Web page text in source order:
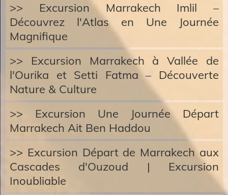
>> Excursion Marrakech Imlil –
Découvrez l'Atlas en Une Journée
Magnifique
>> Excursion Marrakech à Vallée de
l'Ourika et Setti Fatma – Découverte
Nature & Culture
>> Excursion Une Journée Départ
Marrakech Ait Ben Haddou
>> Excursion Départ de Marrakech aux
Cascades d'Ouzoud | Excursion
Inoubliable